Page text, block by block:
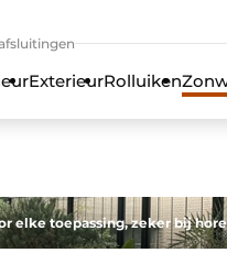
ExterieurRolluiken
elke toepassing, zeker bij